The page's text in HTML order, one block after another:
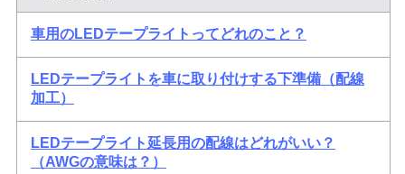
車用のLEDテープライトってどれのこと？
LEDテープライトを車に取り付けする下準備（配線
加工）
LEDテープライト延長用の配線はどれがいい？
（AWGの意味は？）